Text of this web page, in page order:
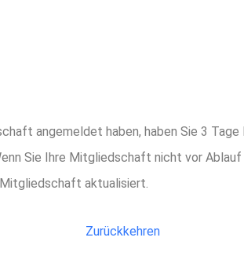
angemeldet haben, haben Sie 3
Sie Ihre Mitgliedschaft nicht vor
aktualisiert.
Zurückkehren